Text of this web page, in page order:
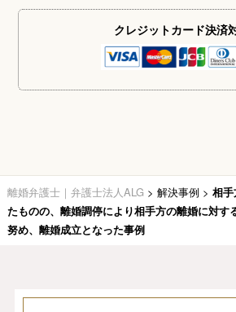
クレジットカード決済
離婚弁護士｜弁護士法人ALG > 解決事例 > 相
たものの、離婚調停により相手方の離婚に対す
努め、離婚成立となった事例